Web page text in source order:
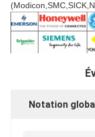
Notation